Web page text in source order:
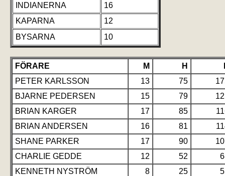
INDIANERNA
16
KAPARNA
12
BYSARNA
10
FÖRARE M H
PETER KARLSSON
13 75
BJARNE PEDERSEN
15 79
BRIAN KARGER
17 85
BRIAN ANDERSEN
16 81
SHANE PARKER
17 90
CHARLIE GEDDE
12 52
KENNETH NYSTRÖM
8 25